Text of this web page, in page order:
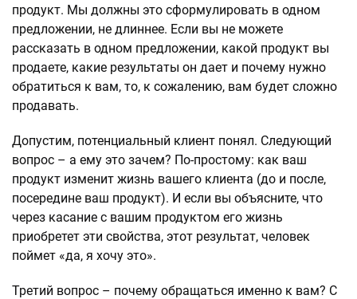
продукт. Мы должны это сформулировать в одном
предложении, не длиннее. Если вы не можете
рассказать в одном предложении, какой продукт вы
продаете, какие результаты он дает и почему нужно
обратиться к вам, то, к сожалению, вам будет сложно
продавать.
Допустим, потенциальный клиент понял. Следующий
вопрос – а ему это зачем? По-простому: как ваш
продукт изменит жизнь вашего клиента (до и после,
посередине ваш продукт). И если вы объясните, что
через касание с вашим продуктом его жизнь
приобретет эти свойства, этот результат, человек
поймет «да, я хочу это».
Третий вопрос – почему обращаться именно к вам? С